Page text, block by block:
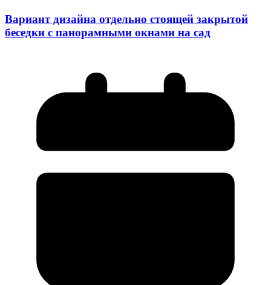
Вариант дизайна отдельно стоящей закрытой
беседки с панорамными окнами на сад